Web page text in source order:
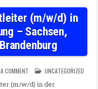
(m/w/d) in
– Sachsen,
COMMENT ON PROJEKT/JUNIOR
POSTED IN
UNCATEGORIZED
(m/w/d) in der